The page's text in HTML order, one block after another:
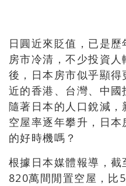
日圓近來貶值，已是
房市冷清，不少投資
後，日本房市似乎顯
近的香港、台灣、中國
隨著日本的人口銳減
空屋率逐年攀升，日
的好時機嗎？
根據日本媒體報導，
820萬間閒置空屋，比